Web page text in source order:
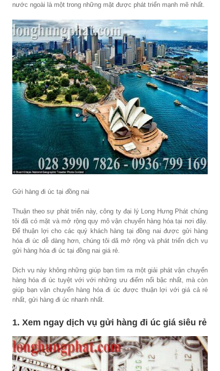
nước ngoài là một trong những mặt được phát triển mạnh mẽ nhất.
Gửi hàng đi úc tại đồng nai
Thuận theo sự phát triển này, công ty đại lý Long Hưng Phát chúng
tôi đã có mặt và mở rộng quy mô vận chuyển hàng hóa tại nơi đây.
Để thuận lợi cho các quý khách hàng tại đồng nai được gửi hàng
hóa đi úc dễ dàng hơn, chúng tôi dã mở rộng và phát triển dịch vụ
gửi hàng hóa đi úc tại đồng nai giá rẻ.
Dịch vụ này không những giúp bạn tìm ra một giải phát vận chuyển
hàng hóa đi úc tuyệt với với những ưu điểm nổi bậc nhất, mà còn
giúp bạn vận chuyển hàng hóa đi úc được thuận lợi với giá cả rẻ
nhất, gửi hàng đi úc nhanh nhất.
1. Xem ngay dịch vụ gửi hàng đi úc giá siêu rẻ